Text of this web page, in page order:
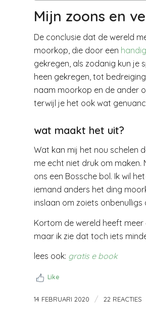
Mijn zoons en
De conclusie dat de wereld
moorkop, die door een
gekregen, als zodanig kun je
heen gekregen, tot
naam moorkop en de ander
terwijl je het ook wat
wat maakt het uit?
Wat kan mij het nou schelen
me echt niet druk om maken.
ons een Bossche bol. Ik wil
iemand anders het ding
inslaan om zoiets
Kortom de wereld heeft meer
maar ik zie dat toch iets
lees ook: gratis e book
Like
14 FEBRUARI 2020 / 22 REACTIES